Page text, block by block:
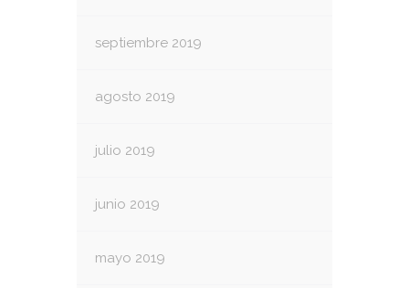
septiembre 2019
agosto 2019
julio 2019
junio 2019
mayo 2019